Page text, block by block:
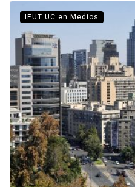
IEUT UC en Medios